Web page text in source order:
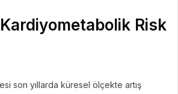
Risk
son yıllarda küresel ölçekte artış